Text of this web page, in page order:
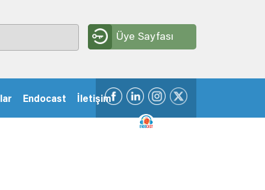
Üye Sayfası
Endocast İletişim